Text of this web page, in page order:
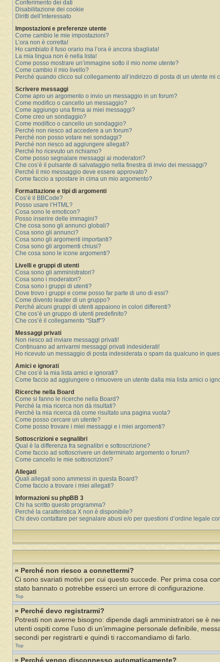
Conferimento dei dati
Disabilitazione dei cookie
Diritti dell’interessato
Impostazioni e preferenze utente
Come cambio le mie impostazioni?
L’ora non è corretta!
Ho cambiato il fuso orario ma l’ora è ancora sbagliata!
La mia lingua non è nella lista!
Come posso mostrare un’immagine sotto il mio nome utente?
Come cambio il mio livello?
Perché quando clicco sul collegamento all’indirizzo di posta di un utente mi
Scrivere messaggi
Come apro un argomento o invio un messaggio in un forum?
Come modifico o cancello un messaggio?
Come aggiungo una firma ai miei messaggi?
Come creo un sondaggio?
Come modifico o cancello un sondaggio?
Perché non riesco ad accedere a un forum?
Perché non posso votare nei sondaggi?
Perché non riesco ad aggiungere allegati?
Perché ho ricevuto un richiamo?
Come posso segnalare messaggi ai moderatori?
Che cos’è il pulsante di salvataggio nella finestra di invio dei messaggi?
Perché il mio messaggio deve essere approvato?
Come faccio a spostare in cima un mio argomento?
Formattazione e tipi di argomenti
Cos’è il BBCode?
Posso usare l’HTML?
Cosa sono le emoticon?
Posso inserire delle immagini?
Che cosa sono gli annunci globali?
Cosa sono gli annunci?
Cosa sono gli argomenti importanti?
Cosa sono gli argomenti chiusi?
Che cosa sono le icone argomenti?
Livelli e gruppi di utenti
Cosa sono gli amministratori?
Cosa sono i moderatori?
Cosa sono i gruppi di utenti?
Dove trovo i gruppi e come posso far parte di uno di essi?
Come divento leader di un gruppo?
Perché alcuni gruppi di utenti appaiono in colori differenti?
Che cos’è un gruppo di utenti predefinito?
Che cos’è il collegamento “Staff”?
Messaggi privati
Non riesco ad inviare messaggi privati!
Continuano ad arrivarmi messaggi privati indesiderati!
Ho ricevuto un messaggio di posta indesiderata o spam da qualcuno in
Amici e ignorati
Che cos’è la mia lista amici e ignorati?
Come faccio ad aggiungere o rimuovere un utente dalla mia lista amici o
Ricerche nella Board
Come si fanno le ricerche nella Board?
Perché la mia ricerca non dà risultati?
Perché la mia ricerca dà come risultato una pagina vuota?
Come posso cercare un utente?
Come posso trovare i miei messaggi e i miei argomenti?
Sottoscrizioni e segnalibri
Qual è la differenza fra segnalibri e sottoscrizione?
Come faccio ad sottoscrivere un determinato argomento o forum?
Come cancello le mie sottoscrizioni?
Allegati
Quali allegati sono ammessi in questa Board?
Come faccio a trovare i miei allegati?
Informazioni su phpBB 3
Chi ha scritto questo programma?
Perché la caratteristica X non è disponibile?
Chi devo contattare per segnalare abusi e/o per questioni d’ordine legale
» Perché non riesco a connettermi?
Ci sono svariati motivi per cui questo succede. Per prima cosa
stato bannato o potrebbe esserci un errore di configurazione.
Top
» Perché devo registrarmi?
Potresti non averne bisogno: dipende dagli amministratori se è
utenti ospiti come l’uso di un’immagine personale definibile,
secondi per registrarti e quindi ti raccomandiamo di farlo.
Top
» Perché vengo disconnesso automaticamente?